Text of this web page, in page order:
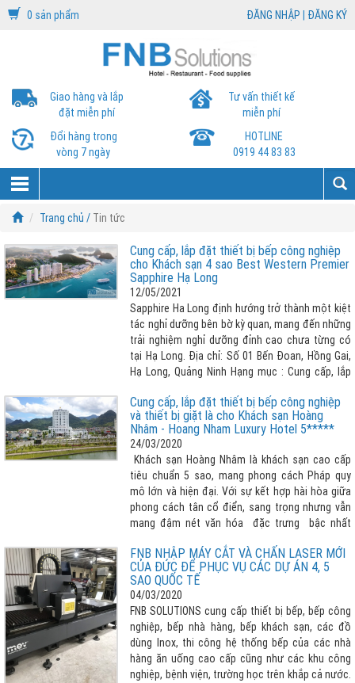
0 sản phẩm ĐĂNG NHẬP | ĐĂNG KÝ
Giao hàng và lắp
đặt miễn phí
Tư vấn thiết kế
miễn phí
Đổi hàng trong
vòng 7 ngày
HOTLINE
0919 44 83 83
Trang chủ / Tin tức
Cung cấp, lắp đặt thiết bị bếp công nghiệp
cho Khách sạn 4 sao Best Western Premier
Sapphire Hạ Long
12/05/2021
Sapphire Ha Long định hướng trở thành một kiệt
tác nghỉ dưỡng bên bờ kỳ quan, mang đến những
trải nghiệm nghỉ dưỡng đỉnh cao chưa từng có
tại Hạ Long. Địa chỉ: Số 01 Bến Đoan, Hồng Gai,
Hạ Long, Quảng Ninh Hạng mục : Cung cấp, lắp
Cung cấp, lắp đặt thiết bị bếp công nghiệp
và thiết bị giặt là cho Khách sạn Hoàng
Nhâm - Hoang Nham Luxury Hotel 5*****
24/03/2020
Khách sạn Hoàng Nhâm là khách sạn cao cấp
tiêu chuẩn 5 sao, mang phong cách Pháp quy
mô lớn và hiện đại. Với sự kết hợp hài hòa giữa
phong cách tân cổ điển, sang trọng nhưng vẫn
mang đậm nét văn hóa đặc trưng bậc nhất
FNB NHẬP MÁY CẮT VÀ CHẤN LASER MỚI
CỦA ĐỨC ĐỂ PHỤC VỤ CÁC DỰ ÁN 4, 5
SAO QUỐC TẾ
04/03/2020
FNB SOLUTIONS cung cấp thiết bị bếp, bếp công
nghiệp, bếp nhà hàng, bếp khách sạn, các đồ
dùng Inox, thi công hệ thống bếp của các nhà
hàng ăn uống cao cấp cũng như các khu công
nghiệp, bệnh viện, trường học trên khắp cả nước.